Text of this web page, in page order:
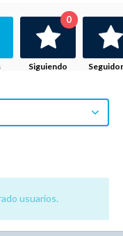
Siguiendo
0
usuarios.